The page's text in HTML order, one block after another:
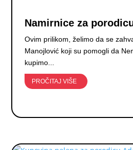
Namirnice za
Ovim prilikom, želimo da se
Manojlović koji su pomogli da
kupimo...
PROČITAJ VIŠE